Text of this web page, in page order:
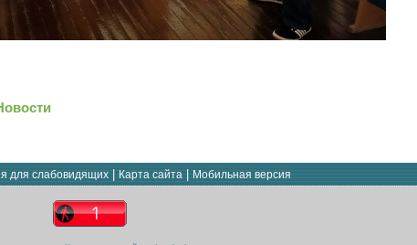
для слабовидящих Карта сайта Мобильная версия